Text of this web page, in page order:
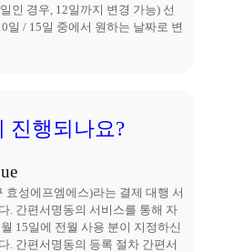
인 경우, 12일까지 변경 가능) 선
일 / 15일 중에서 원하는 날짜로 변
진행되나요?
효성에프엠에스)라는 결제 대행 서
. 간편서명동의 서비스를 통해 자
15일에 전월 사용 분이 지정하신
. 간편서명동의 등록 절차 간편서